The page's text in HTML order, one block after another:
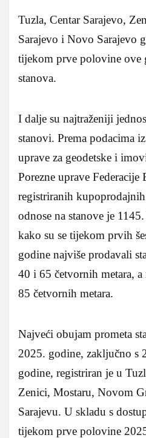
Tuzla, Centar Sarajevo,
Sarajevo i Novo Sarajevo
tijekom prve polovine ove
stanova.
I dalje su najtraženiji
stanovi. Prema podacima
uprave za geodetske i
Porezne uprave
registriranih
odnose na stanove je
kako su se tijekom prvih
godine najviše prodavali
40 i 65 četvornih metara,
85 četvornih metara.
Najveći obujam prometa
2025. godine, zaključno s
godine, registriran je u
Zenici, Mostaru, Novom
Sarajevu. U skladu s
tijekom prve polovine